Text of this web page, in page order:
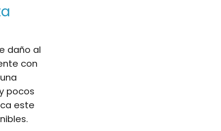
daño al
con
pocos
este